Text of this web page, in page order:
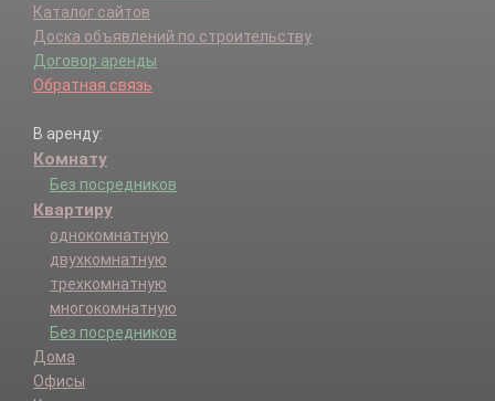
Каталог сайтов
Доска объявлений по строительству
Договор аренды
Обратная связь
В аренду:
Комнату
Без посредников
Квартиру
однокомнатную
двухкомнатную
трехкомнатную
многокомнатную
Без посредников
Дома
Офисы